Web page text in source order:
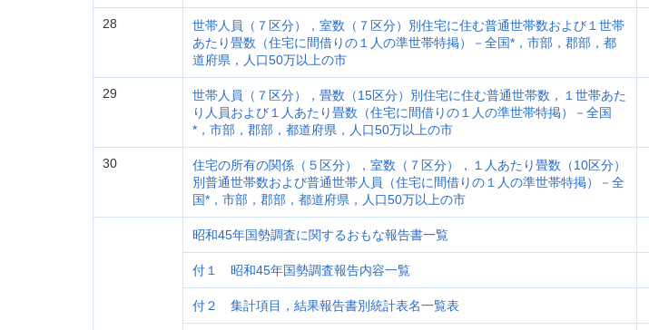
28
世帯人員（７区分），室数（７区分）別住宅に住む普通世帯数および１世帯
あたり畳数（住宅に間借りの１人の準世帯特掲）－全国*，市部，郡部，都
道府県，人口50万以上の市
29
世帯人員（７区分），畳数（15区分）別住宅に住む普通世帯数，１世帯あた
り人員および１人あたり畳数（住宅に間借りの１人の準世帯特掲）－全国
*，市部，郡部，都道府県，人口50万以上の市
30
住宅の所有の関係（５区分），室数（７区分），１人あたり畳数（10区分）
別普通世帯数および普通世帯人員（住宅に間借りの１人の準世帯特掲）－全
国*，市部，郡部，都道府県，人口50万以上の市
昭和45年国勢調査に関するおもな報告書一覧
付１ 昭和45年国勢調査報告内容一覧
付２ 集計項目，結果報告書別統計表名一覧表